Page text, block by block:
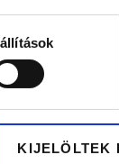
KIJELÖLTEK